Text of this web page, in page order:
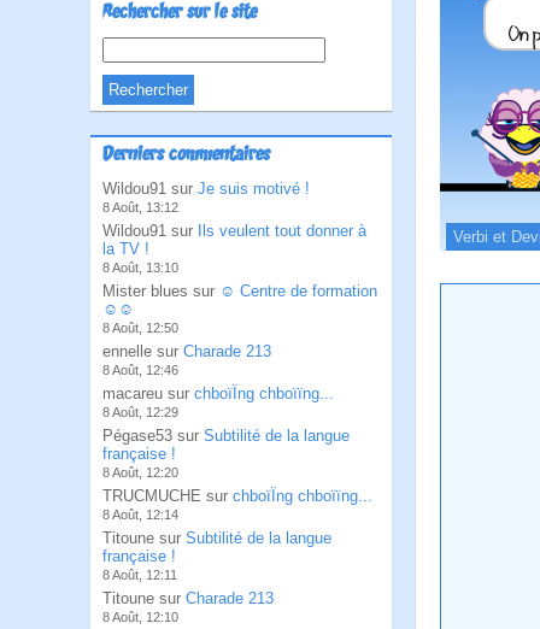
Rechercher sur le site
Derniers commentaires
Wildou91 sur Je suis motivé !
8 Août, 13:12
Wildou91 sur
Ils veulent tout donner à
la TV !
8 Août, 13:10
Mister blues sur ☺ Centre de formation
☺☺
8 Août, 12:50
ennelle sur Charade 213
8 Août, 12:46
macareu sur chboïÏng chboïïng...
8 Août, 12:29
Pégase53 sur Subtilité de la langue
française !
8 Août, 12:20
TRUCMUCHE sur chboïÏng chboïïng...
8 Août, 12:14
Titoune sur Subtilité de la langue
française !
8 Août, 12:11
Titoune sur Charade 213
8 Août, 12:10
Verbi et